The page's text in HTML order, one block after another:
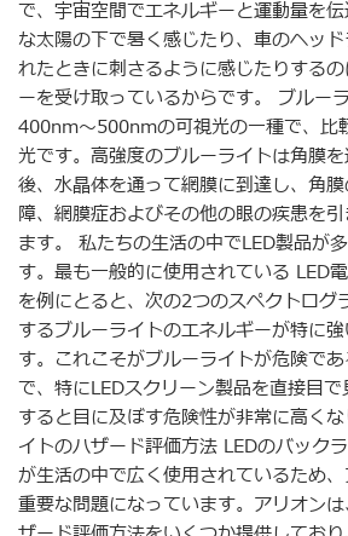
で、宇宙空間でエネルギーと運動量を
な太陽の下で暑く感じたり、車のヘッ
れたときに刺さるように感じたりする
ーを受け取っているからです。 ブルー
400nm～500nmの可視光の一種で、比
光です。高強度のブルーライトは角膜
後、水晶体を通って網膜に到達し、角
障、網膜症およびその他の眼の疾患を
ます。 私たちの生活の中でLED製品が
す。最も一般的に使用されている LED
を例にとると、次の2つのスペクトログ
するブルーライトのエネルギーが特に
す。これこそがブルーライトが危険で
で、特にLEDスクリーン製品を直接目
すると目に及ぼす危険性が非常に高く
イトのハザード評価方法 LEDのバック
が生活の中で広く使用されているため
重要な問題になっています。アリオン